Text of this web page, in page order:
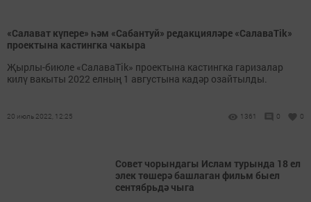
«Салават күпере» һәм «Сабантуй» редакцияләре «СалаваTik»
проектына кастингка чакыра
Җырлы-биюле «СалаваTik» проектына кастингка гаризалар
килү вакыты 2022 елның 1 августына кадәр озайтылды.
20 июль 2022, 12:25 1361 0 0
Совет чорындагы Ислам турында 18 ел
элек төшерә башлаган фильм быел
сентябрьдә чыга